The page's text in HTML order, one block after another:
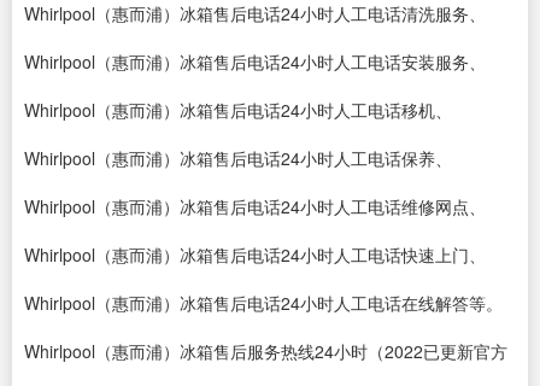
Whirlpool（惠而浦）冰箱售后电话24小时人工电话清洗服务、
Whirlpool（惠而浦）冰箱售后电话24小时人工电话安装服务、
Whirlpool（惠而浦）冰箱售后电话24小时人工电话移机、
Whirlpool（惠而浦）冰箱售后电话24小时人工电话保养、
Whirlpool（惠而浦）冰箱售后电话24小时人工电话维修网点、
Whirlpool（惠而浦）冰箱售后电话24小时人工电话快速上门、
Whirlpool（惠而浦）冰箱售后电话24小时人工电话在线解答等。
Whirlpool（惠而浦）冰箱售后服务热线24小时（2022已更新官方